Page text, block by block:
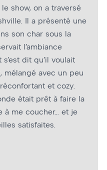
show, on a traversé
Il a présenté une
son char sous la
l’ambiance
dit qu’il voulait
mélangé avec un peu
et cozy.
était prêt à faire la
à me coucher… et je
satisfaites.